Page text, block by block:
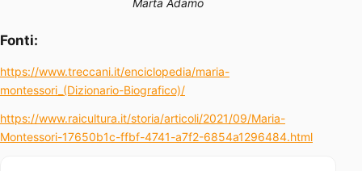
Fonti:
https://www.treccani.it/enciclopedia/maria-
montessori_(Dizionario-Biografico)/
https://www.raicultura.it/storia/articoli/2021/09/Maria-
Montessori-17650b1c-ffbf-4741-a7f2-6854a1296484.html